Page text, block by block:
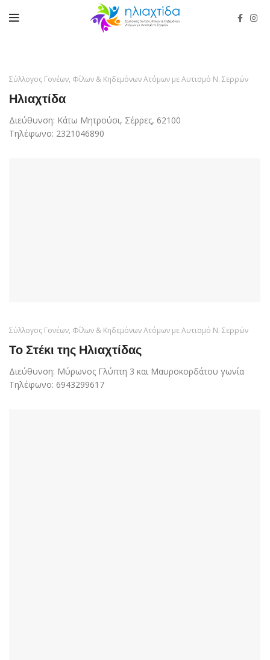
Σύλλογος Γονέων, Φίλων & Κηδεμόνων Ατόμων με Αυτισμό Ν. Σερρών
Ηλιαχτίδα
Διεύθυνση: Κάτω Μητρούσι, Σέρρες, 62100
Τηλέφωνο: 2321046890
Σύλλογος Γονέων, Φίλων & Κηδεμόνων Ατόμων με Αυτισμό Ν. Σερρών
Το Στέκι της Ηλιαχτίδας
Διεύθυνση: Μύρωνος Γλύπτη 3 και Μαυροκορδάτου γωνία
Τηλέφωνο: 6943299617